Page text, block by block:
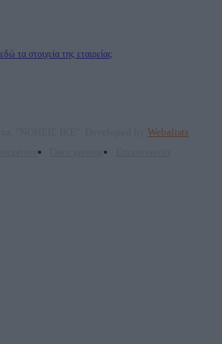
τα στοιχεία της εταιρείας
Webalists